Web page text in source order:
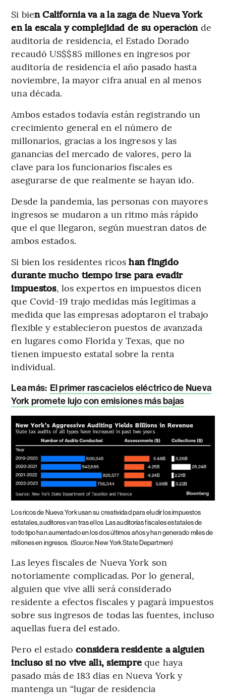
Si bien California va a la zaga de Nueva York
en la escala y complejidad de su operación de
auditoría de residencia, el Estado Dorado
recaudó US$$85 millones en ingresos por
auditoría de residencia el año pasado hasta
noviembre, la mayor cifra anual en al menos
una década.
Ambos estados todavía están registrando un
crecimiento general en el número de
millonarios, gracias a los ingresos y las
ganancias del mercado de valores, pero la
clave para los funcionarios fiscales es
asegurarse de que realmente se hayan ido.
Desde la pandemia, las personas con mayores
ingresos se mudaron a un ritmo más rápido
que el que llegaron, según muestran datos de
ambos estados.
Si bien los residentes ricos han fingido
durante mucho tiempo irse para evadir
impuestos, los expertos en impuestos dicen
que Covid-19 trajo medidas más legítimas a
medida que las empresas adoptaron el trabajo
flexible y establecieron puestos de avanzada
en lugares como Florida y Texas, que no
tienen impuesto estatal sobre la renta
individual.
Lea más: El primer rascacielos eléctrico de Nueva
York promete lujo con emisiones más bajas
Los ricos de Nueva York usan su creatividad para eludir los impuestos
estatales, auditores van tras ellos Las auditorías fiscales estatales de
todo tipo han aumentado en los dos últimos años y han generado miles de
millones en ingresos. (Source: New York State Departmen)
Las leyes fiscales de Nueva York son
notoriamente complicadas. Por lo general,
alguien que vive allí será considerado
residente a efectos fiscales y pagará impuestos
sobre sus ingresos de todas las fuentes, incluso
aquellas fuera del estado.
Pero el estado considera residente a alguien
incluso si no vive allí, siempre que haya
pasado más de 183 días en Nueva York y
mantenga un “lugar de residencia